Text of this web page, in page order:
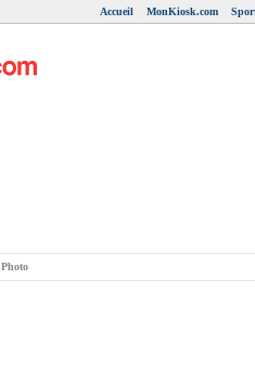
Accueil MonKiosk.com
Photo